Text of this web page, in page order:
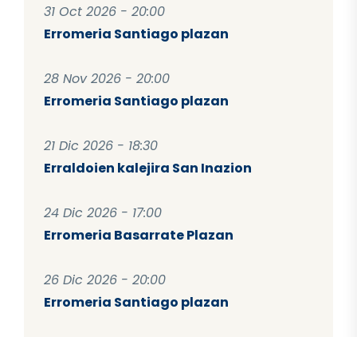
31 Oct 2026 - 20:00
Erromeria Santiago plazan
28 Nov 2026 - 20:00
Erromeria Santiago plazan
21 Dic 2026 - 18:30
Erraldoien kalejira San Inazion
24 Dic 2026 - 17:00
Erromeria Basarrate Plazan
26 Dic 2026 - 20:00
Erromeria Santiago plazan